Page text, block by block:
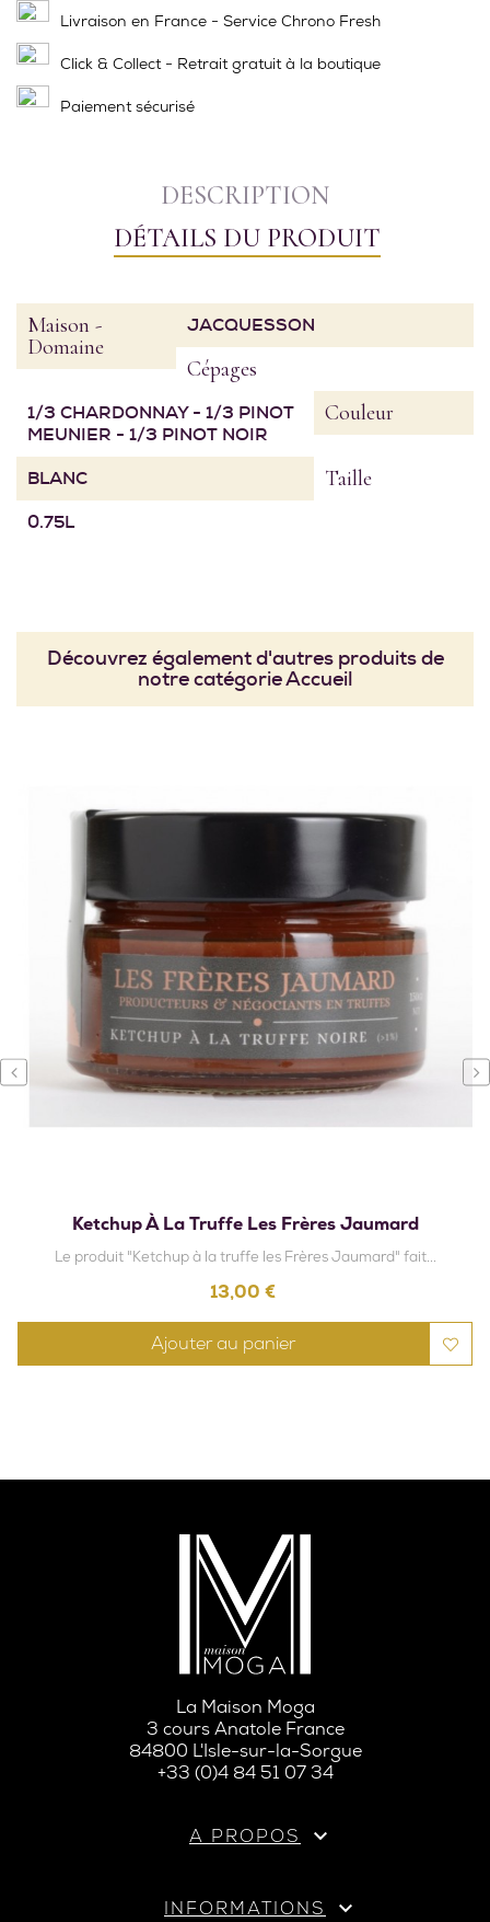
Livraison en France - Service Chrono Fresh
Click & Collect - Retrait gratuit à la boutique
Paiement sécurisé
DESCRIPTION
DÉTAILS DU PRODUIT
Maison -
Domaine
JACQUESSON
Cépages
1/3 CHARDONNAY - 1/3 PINOT
MEUNIER - 1/3 PINOT NOIR
Couleur
BLANC Taille
0.75L
Découvrez également d'autres produits de
notre catégorie Accueil
Ketchup À La Truffe Les Frères Jaumard
Le produit "Ketchup à la truffe les Frères Jaumard" fait...
Prix
13,00 €
Ajouter au panier
La Maison Moga
3 cours Anatole France
84800 L'Isle-sur-la-Sorgue
+33 (0)4 84 51 07 34
A PROPOS 
INFORMATIONS 